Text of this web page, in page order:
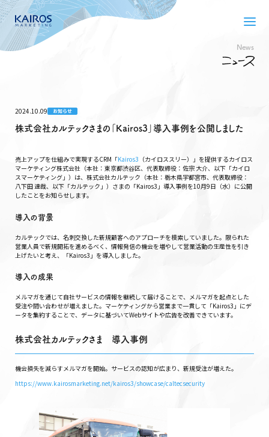
News
2024.10.09 お知らせ
株式会社カルテックさまの「Kairos3」導入事例を公開しました
売上アップを仕組みで実現するCRM「Kairos3 （カイロススリー）」を提供するカイロス
マーケティング株式会社（本社：東京都渋谷区、代表取締役：佐宗 大介、以下「カイロ
スマーケティング」）は、株式会社カルテック（本社：栃木県宇都宮市、代表取締役：
八下田 達哉、以下「カルテック」）さまの「Kairos3」導入事例を10月9日（水）に公開
したことをお知らせします。
導入の背景
カルテックでは、名刺交換した新規顧客へのアプローチを模索していました。限られた
営業人員で新規開拓を進めるべく、情報発信の機会を増やして営業活動の生産性を引き
上げたいと考え、「Kairos3」を導入しました。
導入の成果
メルマガを通じて自社サービスの情報を継続して届けることで、メルマガを起点とした
受注や問い合わせが増えました。マーケティングから営業まで一貫して「Kairos3」にデ
ータを集約することで、データに基づいてWebサイトや広告を改善できています。
株式会社カルテックさま 導入事例
機会損失を減らすメルマガを開始。サービスの認知が広まり、新規受注が増えた。
https://www.kairosmarketing.net/kairos3/showcase/caltecsecurity